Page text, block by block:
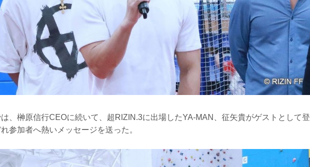
、榊原信行CEOに続いて、超RIZIN.3に出場したYA-MAN、征矢貴がゲストとして登
参加者へ熱いメッセージを送った。